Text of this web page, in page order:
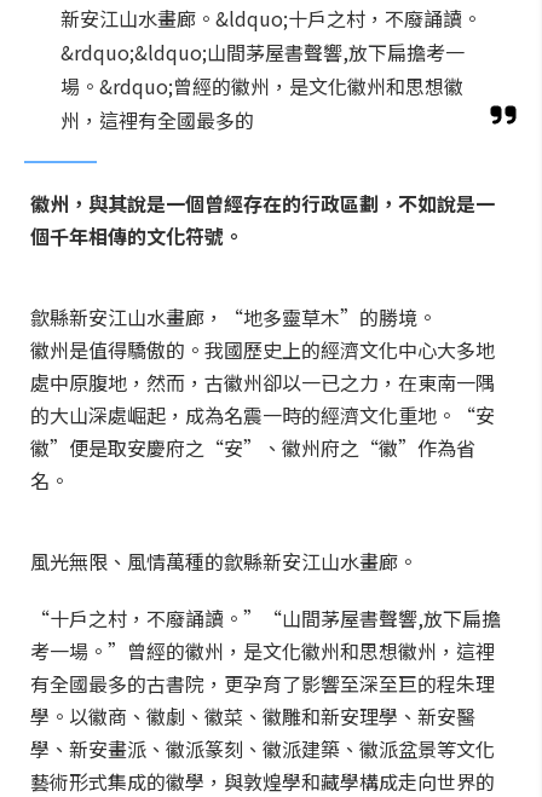
新安江山水畫廊。&ldquo;十戶之村，不廢誦讀。
&rdquo;&ldquo;山間茅屋書聲響,放下扁擔考一
場。&rdquo;曾經的徽州，是文化徽州和思想徽
州，這裡有全國最多的
徽州，與其說是一個曾經存在的行政區劃，不如說是一
個千年相傳的文化符號。
歙縣新安江山水畫廊，“地多靈草木”的勝境。
徽州是值得驕傲的。我國歷史上的經濟文化中心大多地
處中原腹地，然而，古徽州卻以一已之力，在東南一隅
的大山深處崛起，成為名震一時的經濟文化重地。“安
徽”便是取安慶府之“安”、徽州府之“徽”作為省
名。
風光無限、風情萬種的歙縣新安江山水畫廊。
“十戶之村，不廢誦讀。”“山間茅屋書聲響,放下扁擔
考一場。”曾經的徽州，是文化徽州和思想徽州，這裡
有全國最多的古書院，更孕育了影響至深至巨的程朱理
學。以徽商、徽劇、徽菜、徽雕和新安理學、新安醫
學、新安畫派、徽派篆刻、徽派建築、徽派盆景等文化
藝術形式集成的徽學，與敦煌學和藏學構成走向世界的